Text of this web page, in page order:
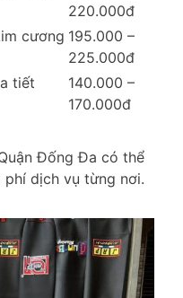
220.000đ
cương 195.000 –
225.000đ
tiết
140.000 –
170.000đ
Đống Đa có thể
dịch vụ từng nơi.